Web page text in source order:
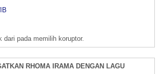
dari pada memilih koruptor.
RHOMA IRAMA DENGAN LAGU